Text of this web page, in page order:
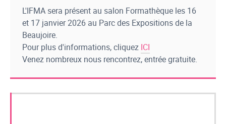
L'IFMA sera présent au salon Formathèque les 16
et 17 janvier 2026 au Parc des Expositions de la
Beaujoire.
Pour plus d'informations, cliquez ICI
Venez nombreux nous rencontrez, entrée gratuite.